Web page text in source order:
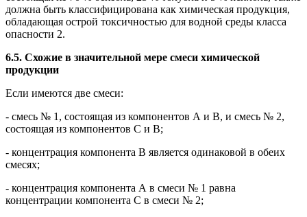
должна быть классифицирована как химическая продукция,
обладающая острой токсичностью для водной среды класса
опасности 2.
6.5. Схожие в значительной мере смеси химической
продукции
Если имеются две смеси:
- смесь № 1, состоящая из компонентов А и В, и смесь № 2,
состоящая из компонентов С и В;
- концентрация компонента В является одинаковой в обеих
смесях;
- концентрация компонента А в смеси № 1 равна
концентрации компонента С в смеси № 2;